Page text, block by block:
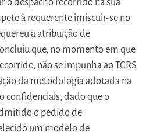
o despacho recorrido na sua
à requerente imiscuir-se no
a atribuição de
que, no momento em que
não se impunha ao TCRS
da metodologia adotada na
confidenciais, dado que o
o pedido de
um modelo de